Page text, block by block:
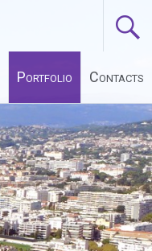
Portfolio Contacts